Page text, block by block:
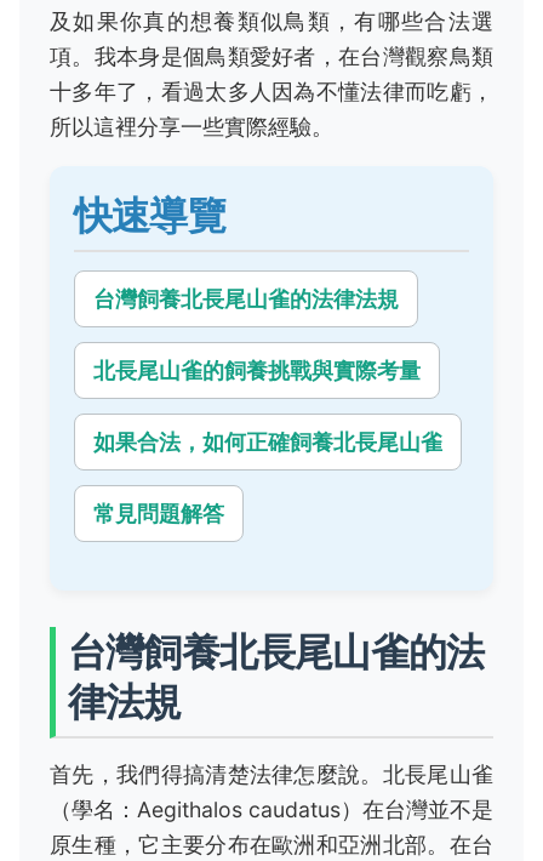
及如果你真的想養類似鳥類，有哪些合法選
項。我本身是個鳥類愛好者，在台灣觀察鳥類
十多年了，看過太多人因為不懂法律而吃虧，
所以這裡分享一些實際經驗。
快速導覽
台灣飼養北長尾山雀的法律法規
北長尾山雀的飼養挑戰與實際考量
如果合法，如何正確飼養北長尾山雀
常見問題解答
台灣飼養北長尾山雀的法
律法規
首先，我們得搞清楚法律怎麼說。北長尾山雀
（學名：Aegithalos caudatus）在台灣並不是
原生種，它主要分布在歐洲和亞洲北部。在台